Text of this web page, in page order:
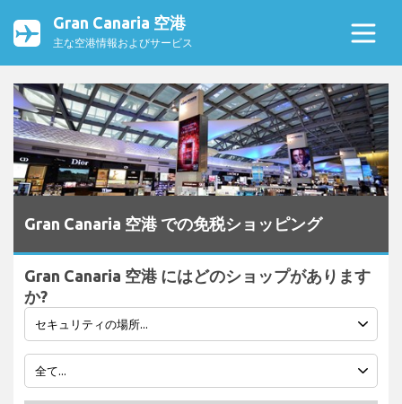
Gran Canaria 空港
主な空港情報およびサービス
Gran Canaria 空港 での免税ショッピング
Gran Canaria 空港 にはどのショップがあります
か?